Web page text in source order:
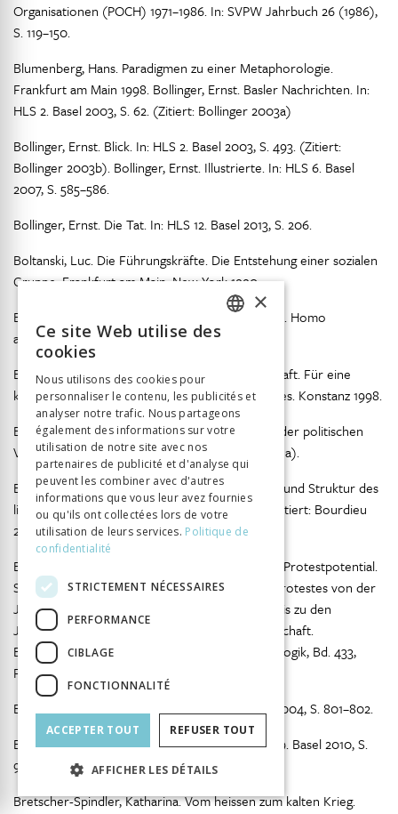
Organisationen (POCH) 1971–1986. In: SVPW Jahrbuch 26 (1986),
S. 119–150.
Blumenberg, Hans. Paradigmen zu einer Metaphorologie.
Frankfurt am Main 1998. Bollinger, Ernst. Basler Nachrichten. In:
HLS 2. Basel 2003, S. 62. (Zitiert: Bollinger 2003a)
Bollinger, Ernst. Blick. In: HLS 2. Basel 2003, S. 493. (Zitiert:
Bollinger 2003b). Bollinger, Ernst. Illustrierte. In: HLS 6. Basel
2007, S. 585–586.
Bollinger, Ernst. Die Tat. In: HLS 12. Basel 2013, S. 206.
Boltanski, Luc. Die Führungskräfte. Die Entstehung einer sozialen
Gruppe. Frankfurt am Main, New York 1990.
Bourdieu, Pierre. Der kritische Moment. In: ders. Homo
academicus. Frankfurt am Main 1992.
Bourdieu, Pierre. Vom Gebrauch der Wissenschaft. Für eine
klinische Soziologie des wissenschaftlichen Feldes. Konstanz 1998.
Bourdieu, Pierre. Das politische Feld. Zur Kritik der politischen
Vernunft. Konstanz 2001. (Zitiert: Bourdieu 2001a).
Bourdieu, Pierre. Die Regeln der Kunst. Genese und Struktur des
literarischen Feldes. Frankfurt am Main 2001. (Zitiert: Bourdieu
2001b).
Brand, Volker. Jugendkulturen und jugendliches Protestpotential.
Sozialgeschichtliche Untersuchung des Jugendprotestes von der
Jugendbewegung zu Beginn des Jahrhunderts bis zu den
Jugendkulturen der gegenwärtigen Risikogesellschaft.
Europäische Hochschulschriften, Reihe XI Pädagogik, Bd. 433,
Frankfurt am Main 1993.
Brassel-Moser, Ruedi. Drogen. In: HLS 3. Basel 2004, S. 801–802.
Brassel-Moser, Ruedi. National-Zeitung. In: HLS 9. Basel 2010, S.
98.
Bretscher-Spindler, Katharina. Vom heissen zum kalten Krieg.
ITALIAN
×
Ce site Web utilise des
cookies
Nous utilisons des cookies pour
personnaliser le contenu, les publicités et
analyser notre trafic. Nous partageons
également des informations sur votre
utilisation de notre site avec nos
partenaires de publicité et d'analyse qui
peuvent les combiner avec d'autres
informations que vous leur avez fournies
ou qu'ils ont collectées lors de votre
utilisation de leurs services. Politique de
confidentialité
STRICTEMENT NÉCESSAIRES
PERFORMANCE
CIBLAGE
FONCTIONNALITÉ
ACCEPTER TOUT REFUSER TOUT
AFFICHER LES DÉTAILS